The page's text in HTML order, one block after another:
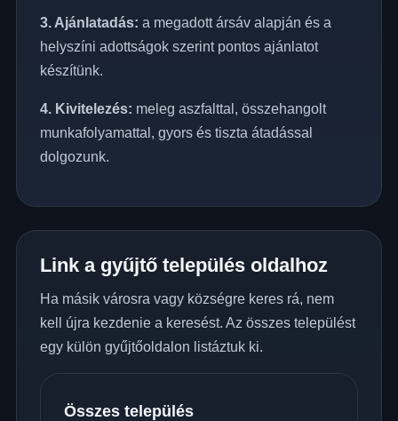
3. Ajánlatadás: a megadott ársáv alapján és a
helyszíni adottságok szerint pontos ajánlatot
készítünk.
4. Kivitelezés: meleg aszfalttal, összehangolt
munkafolyamattal, gyors és tiszta átadással
dolgozunk.
Link a gyűjtő település oldalhoz
Ha másik városra vagy községre keres rá, nem
kell újra kezdenie a keresést. Az összes települést
egy külön gyűjtőoldalon listáztuk ki.
Összes település